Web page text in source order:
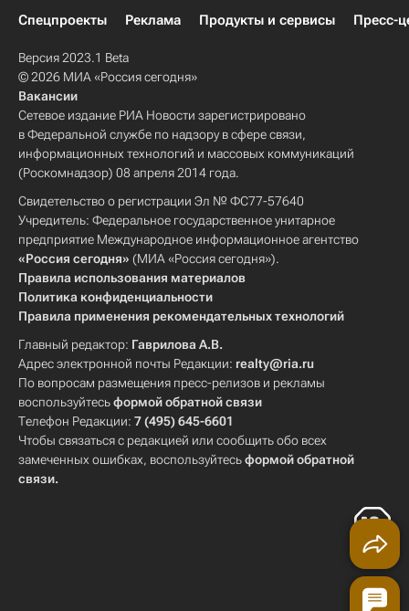
Спецпроекты
Реклама Продукты и сервисы Пресс-
Версия 2023.1 Beta
© 2026 МИА «Россия сегодня»
Вакансии
Сетевое издание РИА Новости зарегистрировано
в Федеральной службе по надзору в сфере связи,
информационных технологий и массовых коммуникаций
(Роскомнадзор) 08 апреля 2014 года.
Свидетельство о регистрации Эл № ФС77-57640
Учредитель: Федеральное государственное унитарное
предприятие Международное информационное агентство
«Россия сегодня» (МИА «Россия сегодня»).
Правила использования материалов
Политика конфиденциальности
Правила применения рекомендательных технологий
Главный редактор: Гаврилова А.В.
Адрес электронной почты Редакции: realty@ria.ru
По вопросам размещения пресс-релизов и рекламы
воспользуйтесьформой обратной связи
Телефон Редакции: 7 (495) 645-6601
Чтобы связаться с редакцией или сообщить обо всех
замеченных ошибках, воспользуйтесьформой обратной
связи.